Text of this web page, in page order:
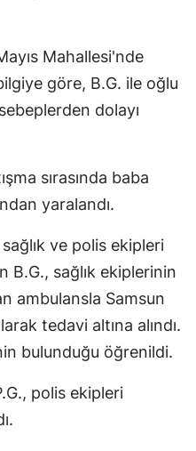
Mahallesi'nde
göre, B.G. ile oğlu
dolayı
sırasında baba
yaralandı.
ve polis ekipleri
B.G., sağlık ekiplerinin
ambulansla Samsun
tedavi altına alındı.
bulunduğu öğrenildi.
polis ekipleri